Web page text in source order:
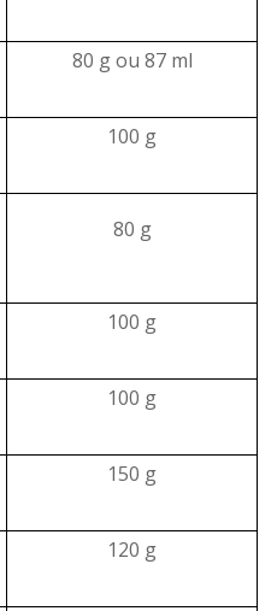
80 g ou 87 ml
100 g
80 g
100 g
100 g
150 g
120 g